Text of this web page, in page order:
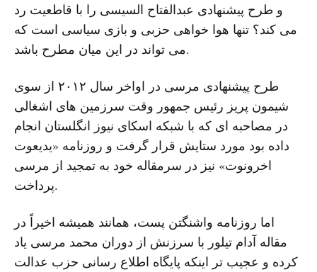
و طرح پیشنهادی عبدالفتاح السیسی را با قاطعیت رد
می کند؟ تنها هوا خواهی حزبی و بازی سیاسی است که
می تواند در این میان مطرح باشد.
طرح پیشنهادی مرسی در اواخر سال ۲۰۱۲ از سوی
شیمون پریز رئیس جمهور وقت سرزمین های اشغالی
در مصاحبه ای که با شبکه اسکای نیوز انگلستان انجام
داده بود مورد ستایش قرار گرفت و روزنامه «یدیعوت
اخرونوت» نیز در سرمقاله خود به تمجید از مرسی
پرداخت.
اما روزنامه واشنگتن پست، همانند همیشه اخیراً در
مقاله آدام تیلور با سرزنش از دوران محمد مرسی یاد
کرده و عجیب تر اینکه پایگاه اطلاع رسانی حزب عدالت